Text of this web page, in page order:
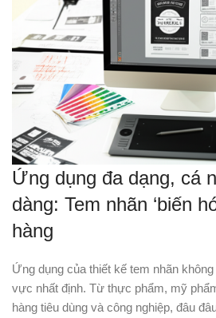
Ứng dụng đa dạng, cá
dàng: Tem nhãn ‘biến
hàng
Ứng dụng của thiết kế tem nhãn
vực nhất định. Từ thực phẩm, mỹ
hàng tiêu dùng và công nghiệp, đâu